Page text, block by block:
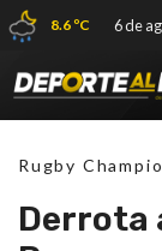
8.6 ºC 6 de
Rugby
Derrota